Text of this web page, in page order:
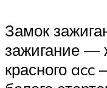
Замок
зажигание —
красного